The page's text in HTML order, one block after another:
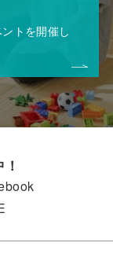
トを開催し